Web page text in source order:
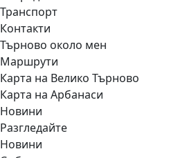
Транспорт
Контакти
Търново около мен
Маршрути
Карта на Велико Търново
Карта на Арбанаси
Новини
Разгледайте
Новини